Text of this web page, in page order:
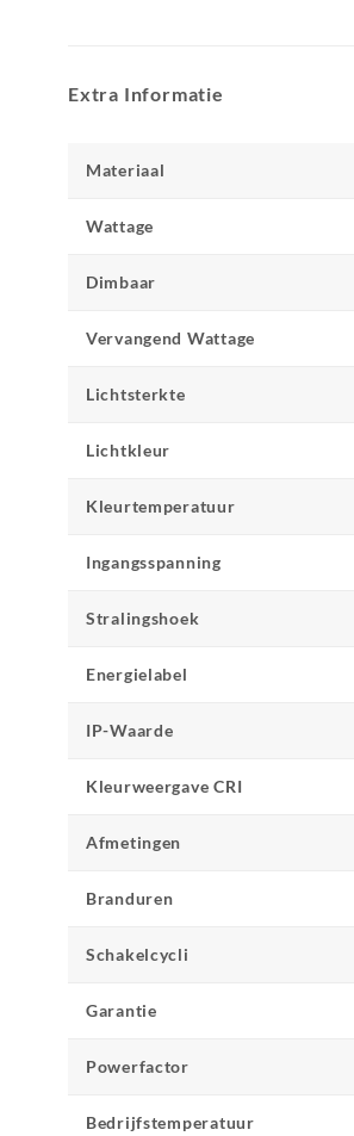
Extra Informatie
Materiaal
Wattage
Dimbaar
Vervangend Wattage
Lichtsterkte
Lichtkleur
Kleurtemperatuur
Ingangsspanning
Stralingshoek
Energielabel
IP-Waarde
Kleurweergave CRI
Afmetingen
Branduren
Schakelcycli
Garantie
Powerfactor
Bedrijfstemperatuur